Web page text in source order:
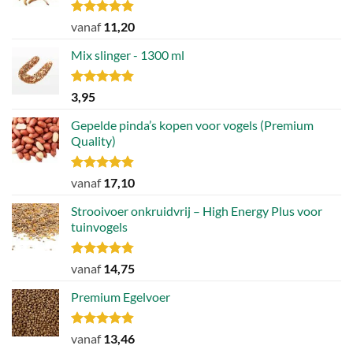
Gewaardeerd
uit 5
vanaf11,20
Mix slinger - 1300 ml
Gewaardeerd
4.79
3,95
Gepelde pinda’s kopen voor vogels (Premium
Quality)
Gewaardeerd
uit 5
vanaf17,10
Strooivoer onkruidvrij – High Energy Plus voor
tuinvogels
Gewaardeerd
uit 5
vanaf14,75
Premium Egelvoer
Gewaardeerd
uit 5
vanaf13,46